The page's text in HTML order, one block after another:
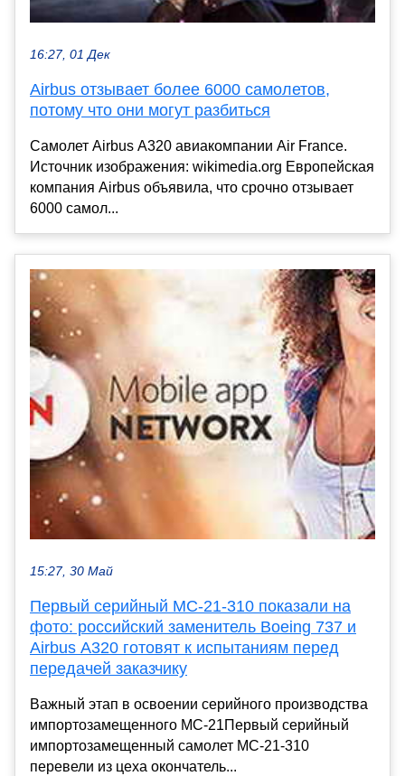
16:27, 01 Дек
Airbus отзывает более 6000 самолетов,
потому что они могут разбиться
Самолет Airbus A320 авиакомпании Air France.
Источник изображения: wikimedia.org Европейская
компания Airbus объявила, что срочно отзывает
6000 самол...
15:27, 30 Май
Первый серийный МС-21-310 показали на
фото: российский заменитель Boeing 737 и
Airbus A320 готовят к испытаниям перед
передачей заказчику
Важный этап в освоении серийного производства
импортозамещенного МС-21Первый серийный
импортозамещенный самолет МС-21-310
перевели из цеха окончатель...